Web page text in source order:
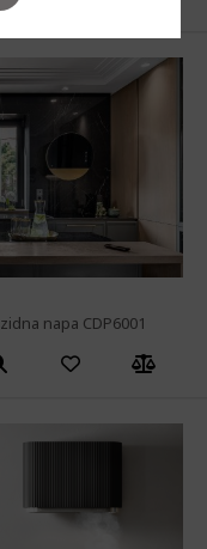
zidna napa CDP6001